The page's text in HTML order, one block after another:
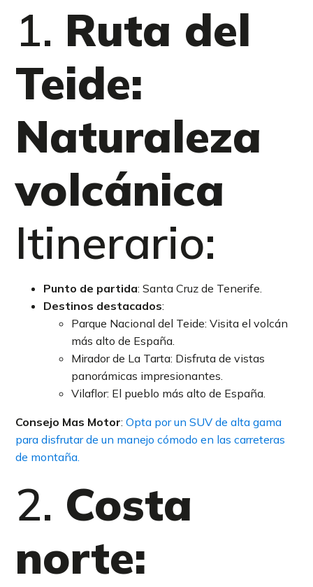
1. Ruta del
Teide:
Naturaleza
volcánica
Itinerario:
Punto de partida: Santa Cruz de Tenerife.
Destinos destacados:
Parque Nacional del Teide: Visita el volcán
más alto de España.
Mirador de La Tarta: Disfruta de vistas
panorámicas impresionantes.
Vilaflor: El pueblo más alto de España.
Consejo Mas Motor:Opta por un SUV de alta gama
para disfrutar de un manejo cómodo en las carreteras
de montaña.
2. Costa
norte: